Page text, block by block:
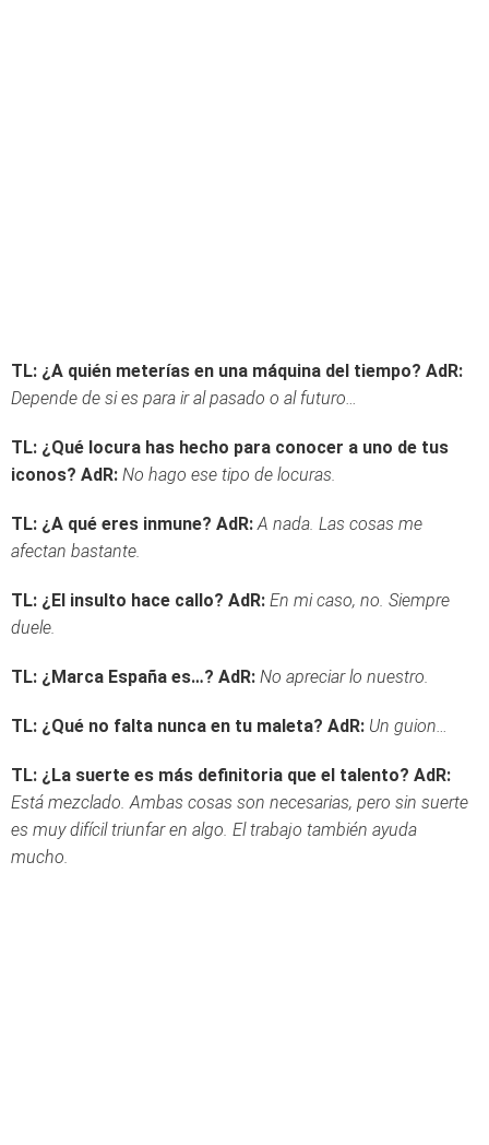
TL: ¿A quién meterías en una máquina del tiempo? AdR:
Depende de si es para ir al pasado o al futuro…
TL: ¿Qué locura has hecho para conocer a uno de tus
iconos? AdR: No hago ese tipo de locuras.
TL: ¿A qué eres inmune? AdR: A nada. Las cosas me
afectan bastante.
TL: ¿El insulto hace callo? AdR: En mi caso, no. Siempre
duele.
TL: ¿Marca España es…? AdR: No apreciar lo nuestro.
TL: ¿Qué no falta nunca en tu maleta? AdR: Un guion…
TL: ¿La suerte es más definitoria que el talento? AdR:
Está mezclado. Ambas cosas son necesarias, pero sin suerte
es muy difícil triunfar en algo. El trabajo también ayuda
mucho.